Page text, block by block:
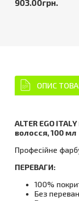
903.00грн.
ОПИС
ALTER EGO
волосся, 100 мл
Професійне
ПЕРЕВАГИ:
100%
Без